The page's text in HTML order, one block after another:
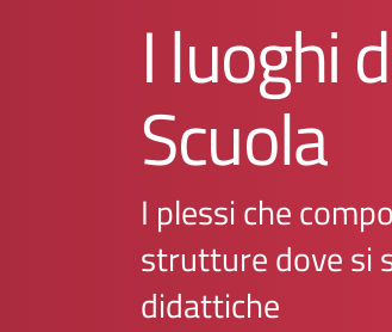
I luoghi
Scuola
I plessi che
strutture dove si
didattiche